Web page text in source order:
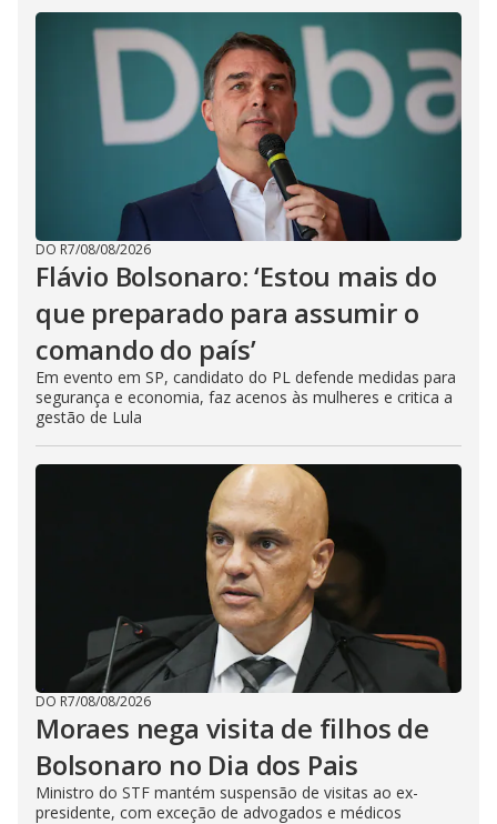
DO R7/08/08/2026
Flávio Bolsonaro: ‘Estou mais do
que preparado para assumir o
comando do país’
Em evento em SP, candidato do PL defende medidas para
segurança e economia, faz acenos às mulheres e critica a
gestão de Lula
DO R7/08/08/2026
Moraes nega visita de filhos de
Bolsonaro no Dia dos Pais
Ministro do STF mantém suspensão de visitas ao ex-
presidente, com exceção de advogados e médicos